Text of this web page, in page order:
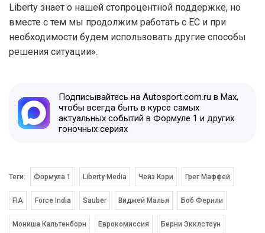
Liberty знает о нашей стопроцентной поддержке, но
вместе с тем мы продолжим работать с ЕС и при
необходимости будем использовать другие способы
решения ситуации».
Подписывайтесь на Autosport.com.ru в Max,
чтобы всегда быть в курсе самых
актуальных событий в Формуле 1 и других
гоночных сериях
Теги: Формула 1 Liberty Media Чейз Кэри Грег Маффей
FIA Force India Sauber Виджей Малья Боб Фернли
Мониша Кальтенборн Еврокомиссия Берни Экклстоун